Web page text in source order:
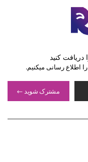
کنید
اطلاع رسانی میکنیم.
مشترک شوید